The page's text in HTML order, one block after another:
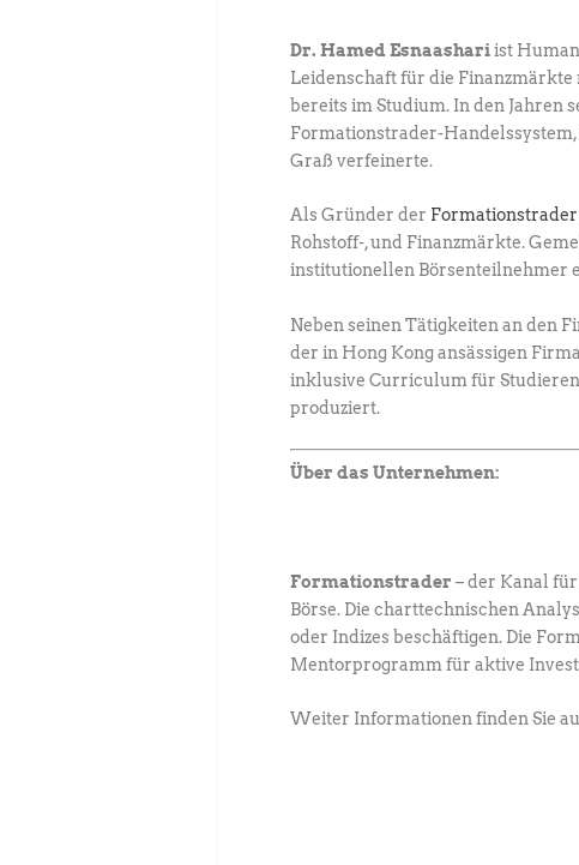
Dr. Hamed Esnaashariist
Leidenschaft für die
bereits im Studium. In den Jahren
Formationstrader-
Graß verfeinerte.
Als Gründer der Formationstrader
Rohstoff-, und Finanzmärkte.
institutionellen Börsenteilnehmer
Neben seinen Tätigkeiten an den
der in Hong Kong ansässigen
inklusive Curriculum für
produziert.
Über das Unternehmen:
Formationstrader – der Kanal
Börse. Die charttechnischen
oder Indizes beschäftigen. Die
Mentorprogramm für aktive
Weiter Informationen finden Sie